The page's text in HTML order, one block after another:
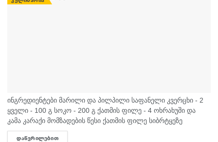
ინგრედიენტები მარილი და პილპილი საფანელი კვერცხი - 2
ყველი - 100 გ სოკო - 200 გ ქათმის ფილე - 4 ოხრახუში და
კამა კარაქი მომზადების წესი ქათმის ფილე სიბრტყეზე
ჩავჭრათ,...
ᲓᲐᲬᲕᲠᲘᲚᲔᲑᲘᲗ